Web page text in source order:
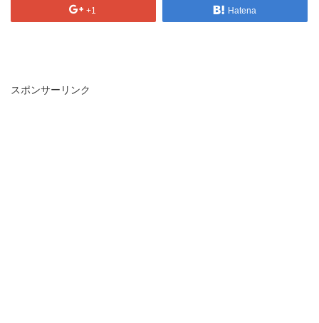
+1 Hatena
スポンサーリンク